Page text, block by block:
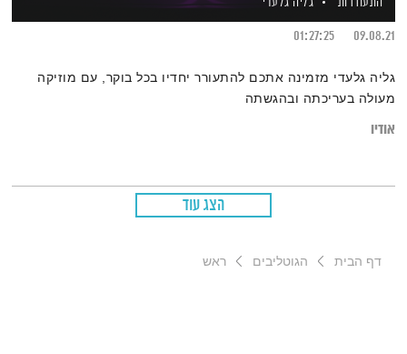
09.08.21
01:27:25
גליה גלעדי מזמינה אתכם להתעורר יחדיו בכל בוקר, עם מוזיקה
מעולה בעריכתה ובהגשתה
אודיו
הצג עוד
דף הבית הגוטליבים ראש